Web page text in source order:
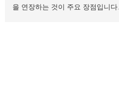
을 연장하는 것이 주요 장점입니다.